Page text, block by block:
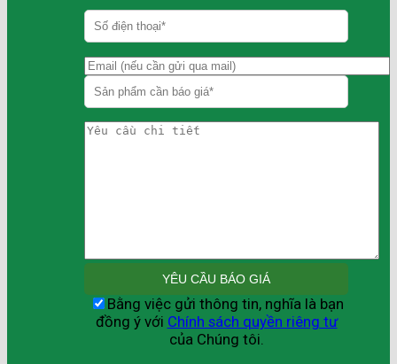
Bằng việc gửi thông tin, nghĩa là bạn
đồng ý với Chính sách quyền riêng tư
của Chúng tôi.